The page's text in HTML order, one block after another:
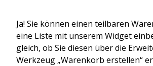
Ja! Sie können einen teilbaren
eine Liste mit unserem Widget
gleich, ob Sie diesen über die
Werkzeug „Warenkorb erstellen“